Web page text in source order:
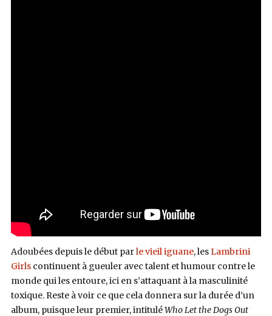
Adoubées depuis le début parle vieil iguane, lesLambrini
Girlscontinuent à gueuler avec talent et humour contre le
monde qui les entoure, ici en s’attaquant à la masculinité
toxique. Reste à voir ce que cela donnera sur la durée d’un
album, puisque leur premier, intituléWho Let the Dogs Out